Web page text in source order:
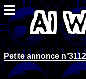
Petite annonce n°3112